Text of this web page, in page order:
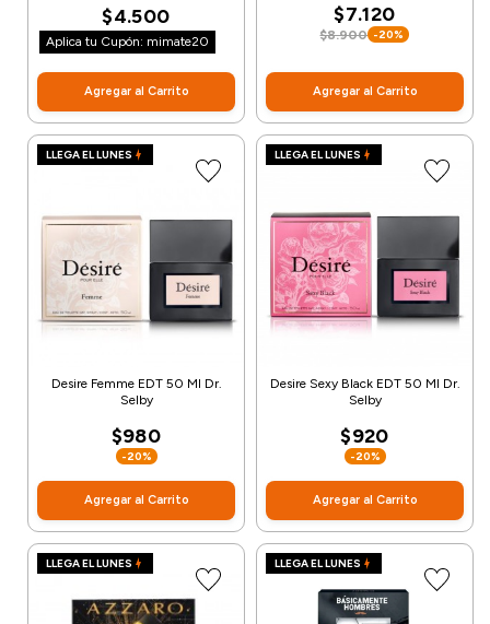
$4.500
Aplica tu Cupón: mimate20
Agregar al Carrito
$7.120
$8.900 -20%
Agregar al Carrito
LLEGA EL LUNES
Desire Femme EDT 50 Ml Dr.
Selby
$980
-20%
Agregar al Carrito
LLEGA EL LUNES
Desire Sexy Black EDT 50 Ml Dr.
Selby
$920
-20%
Agregar al Carrito
LLEGA EL LUNES LLEGA EL LUNES